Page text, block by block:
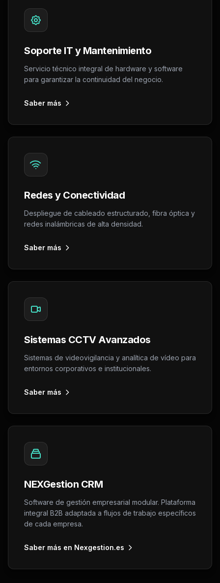
Soporte IT y Mantenimiento
Servicio técnico integral de hardware y software
para garantizar la continuidad del negocio.
Saber más
Redes y Conectividad
Despliegue de cableado estructurado, fibra óptica y
redes inalámbricas de alta densidad.
Saber más
Sistemas CCTV Avanzados
Sistemas de videovigilancia y analítica de vídeo para
entornos corporativos e institucionales.
Saber más
NEXGestion CRM
Software de gestión empresarial modular. Plataforma
integral B2B adaptada a flujos de trabajo específicos
de cada empresa.
Saber más en Nexgestion.es